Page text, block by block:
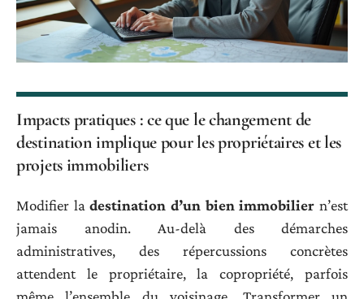
Impacts pratiques : ce que le changement de
destination implique pour les propriétaires et les
projets immobiliers
Modifier ladestination d’un bien immobilier n’est
jamais anodin. Au-delà des démarches
administratives, des répercussions concrètes
attendent le propriétaire, la copropriété, parfois